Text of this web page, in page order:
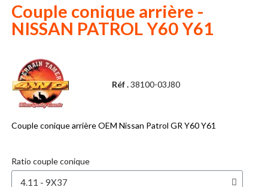
Couple conique arrière -
NISSAN PATROL Y60 Y61
Réf .38100-03J80
Couple conique arrière OEM Nissan Patrol GR Y60 Y61
Ratio couple conique